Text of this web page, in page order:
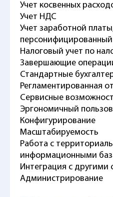
Учет косвенных
Учет НДС
Учет заработной
персонифицированный
Налоговый учет по
Завершающие
Стандартные
Регламентированная
Сервисные
Эргономичный
Конфигурирование
Масштабируемость
Работа с
информационными
Интеграция с другими
Администрирование